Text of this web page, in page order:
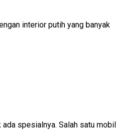
interior putih yang banyak
spesialnya. Salah satu mobil